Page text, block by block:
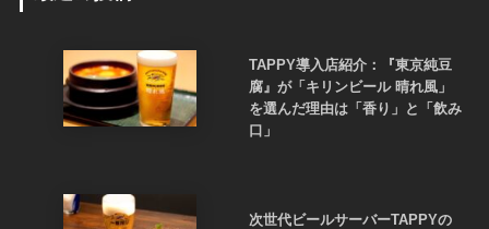
TAPPY導入店紹介：『東京純豆
腐』が「キリンビール 晴れ風」
を選んだ理由は「香り」と「飲み
口」
次世代ビールサーバーTAPPYの